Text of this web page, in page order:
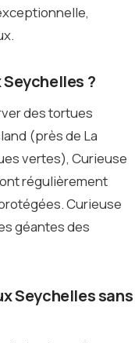
?
des tortues
(près de La
vertes), Curieuse
régulièrement
Curieuse
géantes des
Seychelles sans